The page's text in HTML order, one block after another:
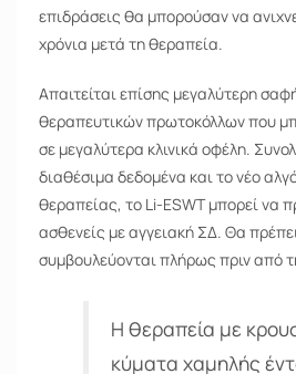
επιδράσεις θα μπορούσαν να
χρόνια μετά τη θεραπεία.
Απαιτείται επίσης μεγαλύτερη
θεραπευτικών πρωτοκόλλων που
σε μεγαλύτερα κλινικά οφέλη.
διαθέσιμα δεδομένα και το νέο
θεραπείας, το Li-ESWT μπορεί να
ασθενείς με αγγειακή ΣΔ. Θα
συμβουλεύονται πλήρως πριν από
Η θεραπεία με
κύματα χαμηλής